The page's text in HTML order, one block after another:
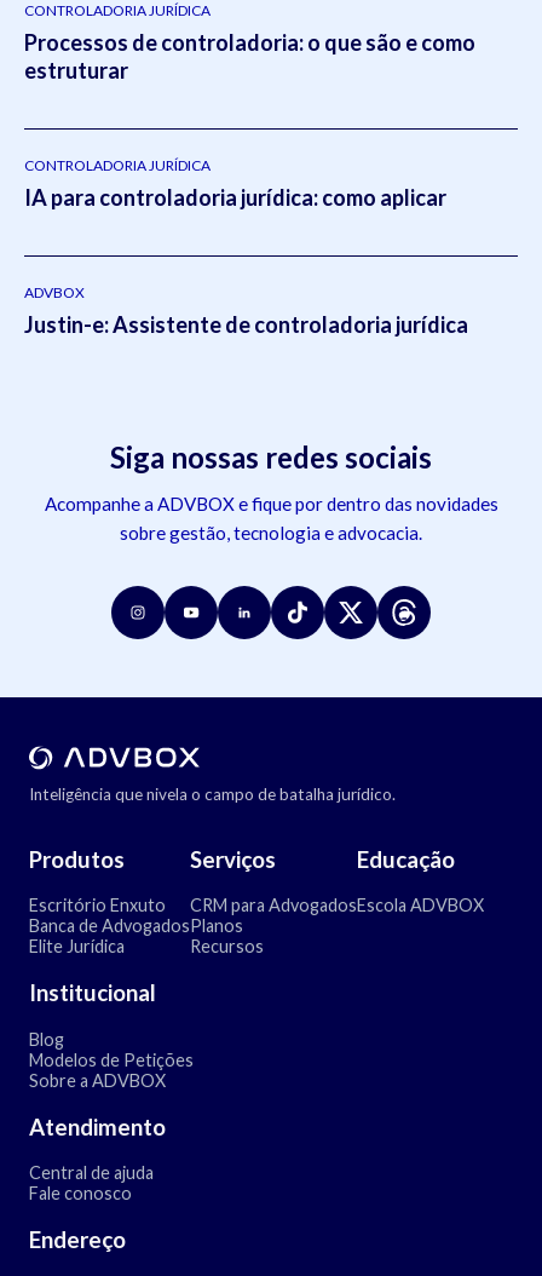
CONTROLADORIA JURÍDICA
Processos de controladoria: o que são e como
estruturar
CONTROLADORIA JURÍDICA
IA para controladoria jurídica: como aplicar
ADVBOX
Justin-e: Assistente de controladoria jurídica
Siga nossas redes sociais
Acompanhe a ADVBOX e fique por dentro das novidades
sobre gestão, tecnologia e advocacia.
Inteligência que nivela o campo de batalha jurídico.
Produtos
Escritório Enxuto
Banca de Advogados
Elite Jurídica
Serviços
CRM para Advogados
Planos
Recursos
Educação
Escola ADVBOX
Institucional
Blog
Modelos de Petições
Sobre a ADVBOX
Atendimento
Central de ajuda
Fale conosco
Endereço